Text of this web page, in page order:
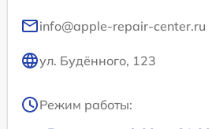
info@apple-repair-center.ru
ул. Будённого, 123
Режим работы: